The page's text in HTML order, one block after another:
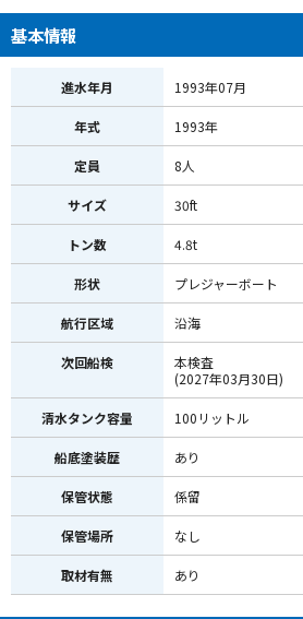
基本情報
進水年月 1993年07月
年式 1993年
定員 8人
サイズ 30ft
トン数 4.8t
形状 プレジャーボート
航行区域 沿海
次回船検
本検査
(2027年03月30日)
清水タンク容量 100リットル
船底塗装歴 あり
保管状態 係留
保管場所 なし
取材有無 あり